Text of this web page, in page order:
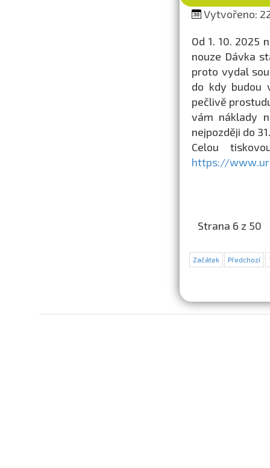
Vytvořeno:
Od 1. 10. 2025
nouze Dávka
proto vydal
do kdy budou
pečlivě
vám náklady
nejpozději do
Celou
https://
Strana 6 z 50
Začátek Předchozí